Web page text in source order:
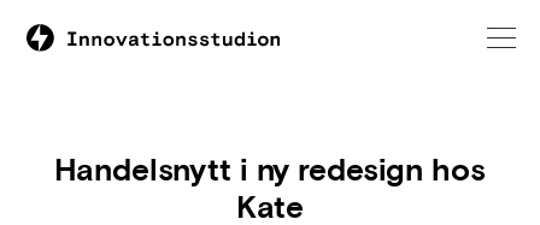
Handelsnytt i ny redesign hos
Kate